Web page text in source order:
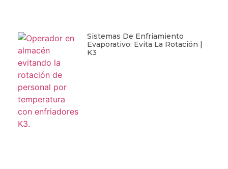
Sistemas De Enfriamiento
Evaporativo: Evita La Rotación |
K3